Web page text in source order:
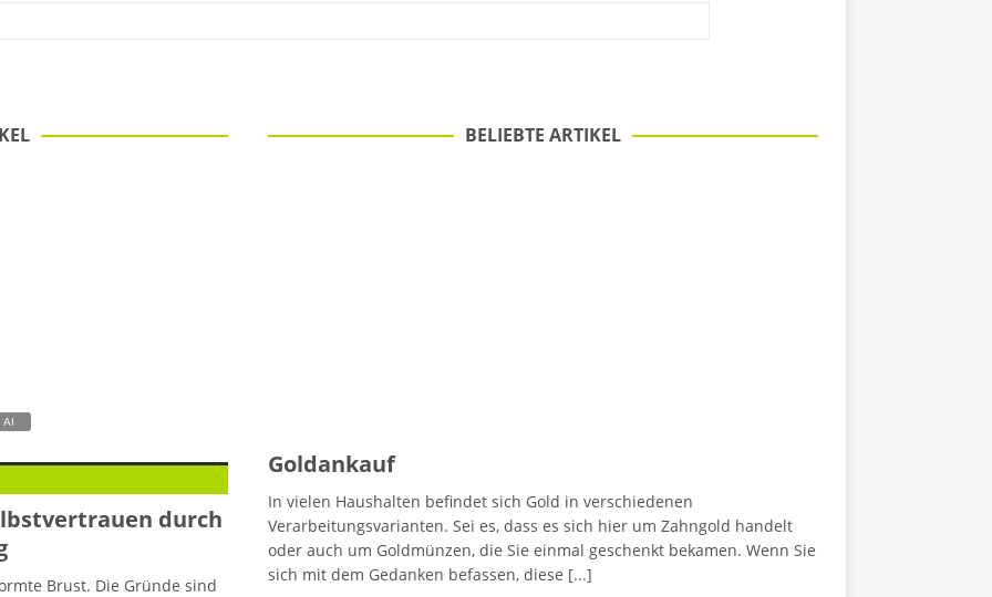
durch
Brust. Die Gründe sind
BELIEBTE ARTIKEL
Goldankauf
In vielen Haushalten befindet sich Gold in verschiedenen
Verarbeitungsvarianten. Sei es, dass es sich hier um Zahngold handelt
oder auch um Goldmünzen, die Sie einmal geschenkt bekamen. Wenn Sie
sich mit dem Gedanken befassen, diese [...]